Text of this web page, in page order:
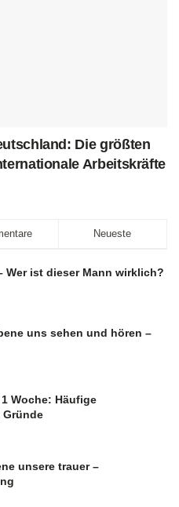
Die größten
Arbeitskräfte
Neueste
Wer ist dieser Mann wirklich?
uns sehen und hören –
Woche: Häufige
Gründe
unsere trauer –